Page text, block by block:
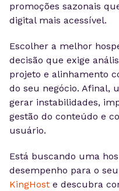
promoções sazonais
digital mais acessível.
Escolher a melhor
decisão que exige
projeto e alinhamento
do seu negócio. Afinal,
gerar instabilidades,
gestão do conteúdo e
usuário.
Está buscando uma
desempenho para o
KingHost e descubra